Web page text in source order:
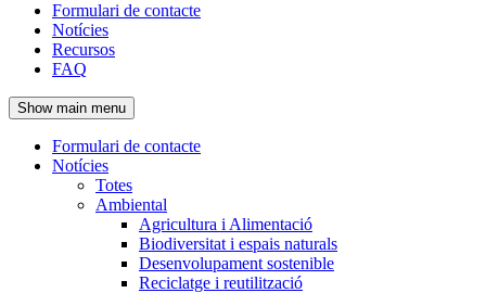
Navegació
principal
de
l'encapçalament
Formulari de contacte
Notícies
Recursos
FAQ
Show main menu
Navegació
principal
Formulari de contacte
Notícies
Totes
Ambiental
Agricultura i Alimentació
Biodiversitat i espais naturals
Desenvolupament sostenible
Reciclatge i reutilització